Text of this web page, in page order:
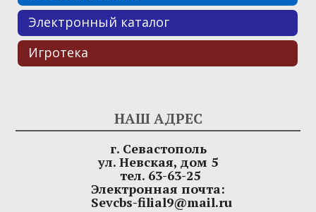
Электронный каталог
Игротека
НАШ АДРЕС
г. Севастополь
ул. Невская, дом 5
тел. 63-63-25
Электронная почта:
Sevcbs-filial9@mail.ru